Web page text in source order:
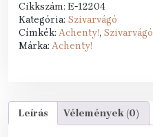
Cikkszám: E-12204
Kategória: Szivarvágó
Címkék: Achenty!, Szivarvágó
Márka: Achenty!
Leírás Vélemények (0)